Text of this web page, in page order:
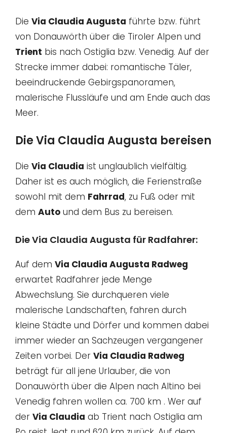
Die Via Claudia Augusta führte bzw. führt
von Donauwörth über die Tiroler Alpen und
Trient bis nach Ostiglia bzw. Venedig. Auf der
Strecke immer dabei: romantische Täler,
beeindruckende Gebirgspanoramen,
malerische Flussläufe und am Ende auch das
Meer.
Die Via Claudia Augusta bereisen
Die Via Claudia ist unglaublich vielfältig.
Daher ist es auch möglich, die Ferienstraße
sowohl mit dem Fahrrad, zu Fuß oder mit
dem Auto und dem Bus zu bereisen.
Die Via Claudia Augusta für Radfahrer:
Auf dem Via Claudia Augusta Radweg
erwartet Radfahrer jede Menge
Abwechslung. Sie durchqueren viele
malerische Landschaften, fahren durch
kleine Städte und Dörfer und kommen dabei
immer wieder an Sachzeugen vergangener
Zeiten vorbei. Der Via Claudia Radweg
beträgt für all jene Urlauber, die von
Donauwörth über die Alpen nach Altino bei
Venedig fahren wollen ca. 700 km . Wer auf
der Via Claudia ab Trient nach Ostiglia am